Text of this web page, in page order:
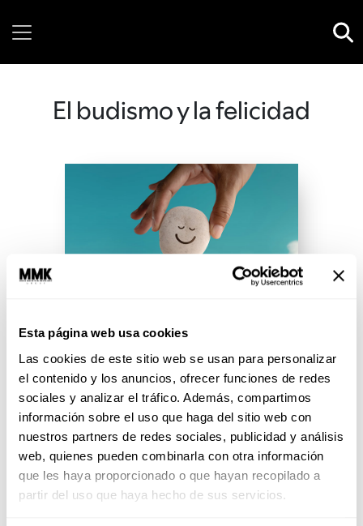
Esta página web usa cookies
Las cookies de este sitio web se usan para personalizar
el contenido y los anuncios, ofrecer funciones de redes
sociales y analizar el tráfico. Además, compartimos
información sobre el uso que haga del sitio web con
nuestros partners de redes sociales, publicidad y análisis
web, quienes pueden combinarla con otra información
que les haya proporcionado o que hayan recopilado a
partir del uso que haya hecho de sus servicios.
El budismo y la felicidad
Los 4 equilibrios de la felicidad
genuina
Les vamos a decir qué onda con
los 4 equilibrios que debemos
tener para alcanzar la felicidad
genuina, que son:...